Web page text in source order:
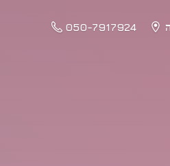
050-7917924